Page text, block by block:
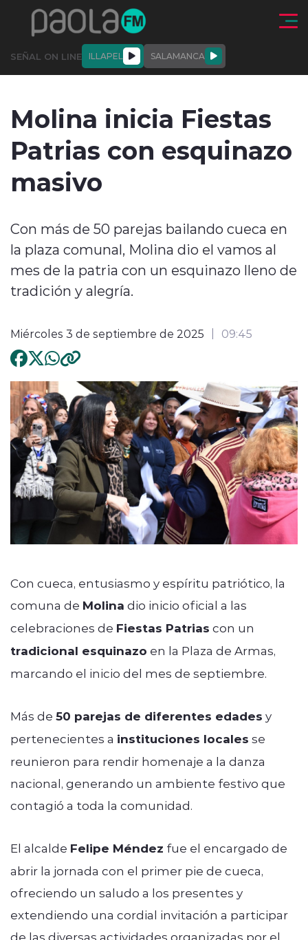
Click acá para ir directamente al contenido
SEÑAL ON LINE ILLAPEL SALAMANCA
ACTUALIDAD DEPORTES ENTREVISTAS
Molina inicia Fiestas
Patrias con esquinazo
masivo
Con más de 50 parejas bailando cueca en
la plaza comunal, Molina dio el vamos al
mes de la patria con un esquinazo lleno de
tradición y alegría.
Miércoles 3 de septiembre de 2025 09:45
Con cueca, entusiasmo y espíritu patriótico, la
comuna de Molina dio inicio oficial a las
celebraciones de Fiestas Patrias con un
tradicional esquinazo en la Plaza de Armas,
marcando el inicio del mes de septiembre.
Más de 50 parejas de diferentes edades y
pertenecientes a instituciones locales se
reunieron para rendir homenaje a la danza
nacional, generando un ambiente festivo que
contagió a toda la comunidad.
El alcalde Felipe Méndez fue el encargado de
abrir la jornada con el primer pie de cueca,
ofreciendo un saludo a los presentes y
extendiendo una cordial invitación a participar
de las diversas actividades organizadas por el